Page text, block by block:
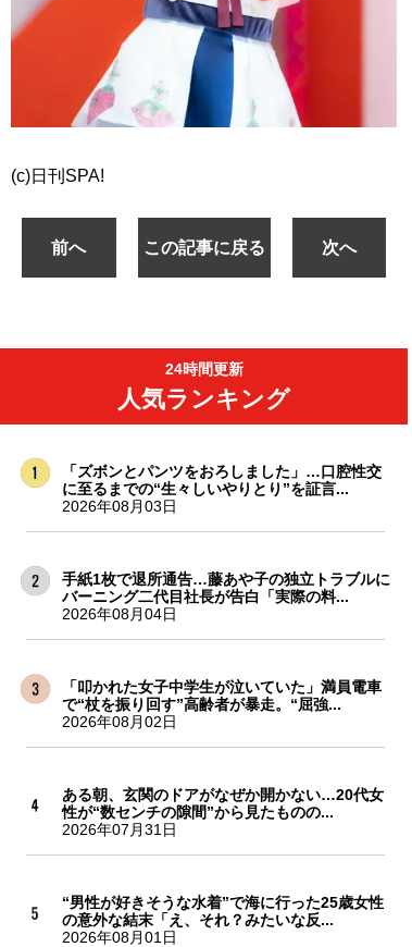
(c)日刊SPA!
前へ この記事に戻る 次へ
24時間更新
人気ランキング
「ズボンとパンツをおろしました」…口腔性交
に至るまでの“生々しいやりとり”を証言...
2026年08月03日
手紙1枚で退所通告…藤あや子の独立トラブルに
バーニング二代目社長が告白「実際の料...
2026年08月04日
「叩かれた女子中学生が泣いていた」満員電車
で“杖を振り回す”高齢者が暴走。“屈強...
2026年08月02日
ある朝、玄関のドアがなぜか開かない…20代女
性が“数センチの隙間”から見たものの...
2026年07月31日
“男性が好きそうな水着”で海に行った25歳女性
の意外な結末「え、それ？みたいな反...
2026年08月01日